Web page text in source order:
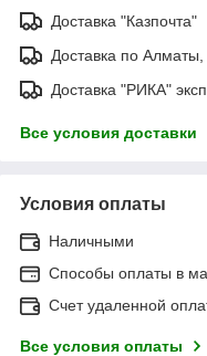
Доставка "Казпочта"
Доставка по
Доставка "РИКА"
Все условия доставки
Условия оплаты
Наличными
Способы оплаты в
Счет удаленной
Все условия оплаты